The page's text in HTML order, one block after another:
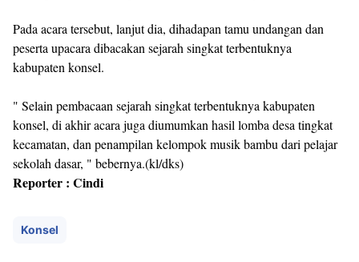
Pada acara tersebut, lanjut dia, dihadapan tamu undangan dan
peserta upacara dibacakan sejarah singkat terbentuknya
kabupaten konsel.
" Selain pembacaan sejarah singkat terbentuknya kabupaten
konsel, di akhir acara juga diumumkan hasil lomba desa tingkat
kecamatan, dan penampilan kelompok musik bambu dari pelajar
sekolah dasar, " bebernya.(kl/dks)
Reporter : Cindi
Konsel